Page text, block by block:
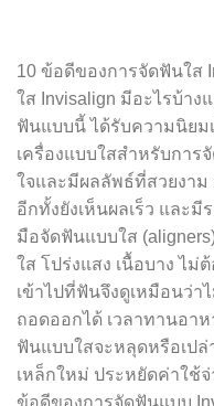
10 ข้อดีของการจัดฟันใ
ใส Invisalign มีอะไรบ้าง
ฟันแบบนี้ ได้รับความนิยม
เครื่องแบบใสสำหรับกา
ใจและมีผลลัพธ์ที่สวยงา
อีกทั้งยังเห็นผลเร็ว และมี
มือจัดฟันแบบใส
ใส โปร่งแสง เนื้อบาง ไม่
เข้าไปที่ฟันจึงดูเหมือนว่า
ถอดออกได้ เวลาทานอาห
ฟันแบบใสจะหลุดหรือเป
เหล็กใหม่ ประหยัดค่าใช้จ่
ข้อดีของการจัดฟันแบบ